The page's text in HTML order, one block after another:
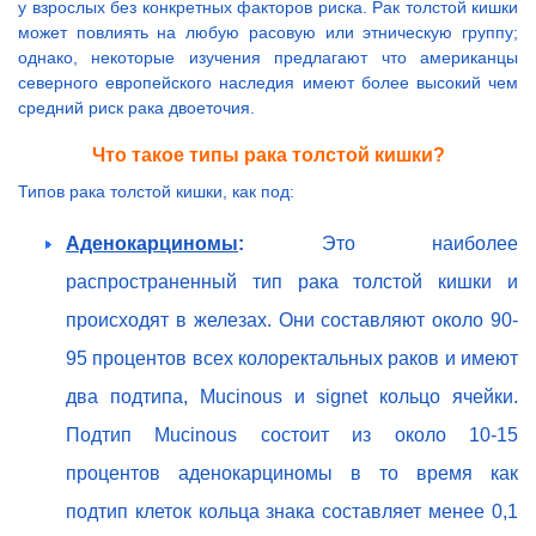
у взрослых без конкретных факторов риска. Рак толстой кишки
может повлиять на любую расовую или этническую группу;
однако, некоторые изучения предлагают что американцы
северного европейского наследия имеют более высокий чем
средний риск рака двоеточия.
Что такое типы рака толстой кишки?
Типов рака толстой кишки, как под:
Аденокарциномы: Это наиболее
распространенный тип рака толстой кишки и
происходят в железах. Они составляют около 90-
95 процентов всех колоректальных раков и имеют
два подтипа, Mucinous и signet кольцо ячейки.
Подтип Mucinous состоит из около 10-15
процентов аденокарциномы в то время как
подтип клеток кольца знака составляет менее 0,1